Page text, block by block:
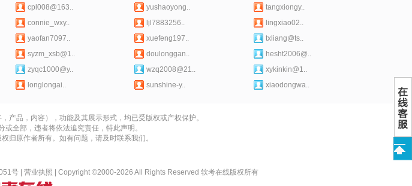
cpl008@163.. yushaoyong..
tangxiongy..
connie_wxy.. ljl7883256..
lingxiao02..
yaofan7097.. xuefeng197..
txliang@ts..
syzm_xsb@1.. doulonggan..
hesht2006@..
zyqc1000@y.. wzq2008@21..
xykinkin@1..
longlongai.. sunshine-y.. xiaodongwa..
产品，内容），功能及其展示形式，均已受版权或产权保护。
全部，违者将依法追究责任，特此声明。
归原作者所有。如有问题，请及时联系我们。
号 营业执照 | Copyright ©2000-2026 All Rights Reserved 软考在线版权所有